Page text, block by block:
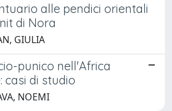
alle pendici orientali
di Nora
GIULIA
punico nell'Africa
casi di studio
NOEMI